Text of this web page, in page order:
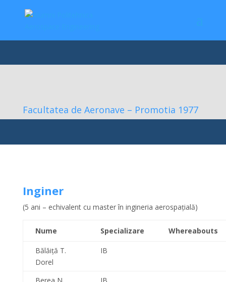
Facultatea de Aeronave – Promotia 1977
Inginer
(5 ani – echivalent cu master în ingineria aerospațială)
Nume Specializare Whereabouts
Bălăiţă T.
Dorel
IB